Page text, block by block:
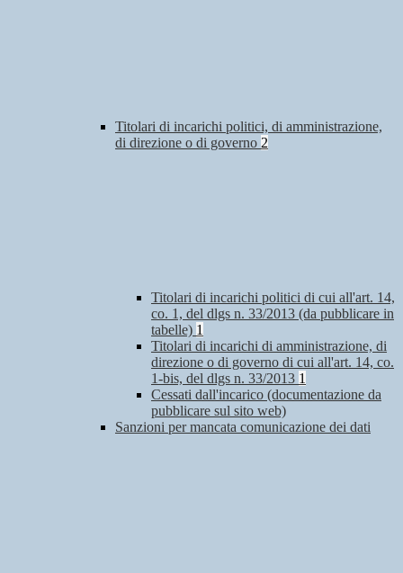
Titolari di incarichi politici, di amministrazione,
di direzione o di governo 2
Titolari di incarichi politici di cui all'art. 14,
co. 1, del dlgs n. 33/2013 (da pubblicare in
tabelle) 1
Titolari di incarichi di amministrazione, di
direzione o di governo di cui all'art. 14, co.
1-bis, del dlgs n. 33/2013 1
Cessati dall'incarico (documentazione da
pubblicare sul sito web)
Sanzioni per mancata comunicazione dei dati